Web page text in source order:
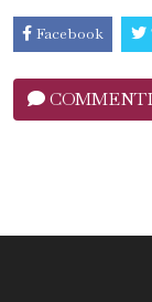
Facebook
COMMENTI